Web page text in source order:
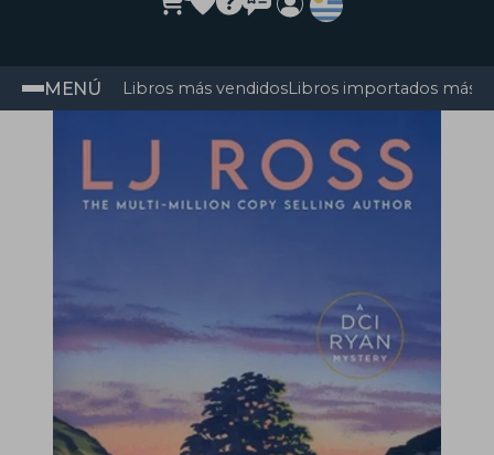
MENÚ Libros más vendidosLibros importados más